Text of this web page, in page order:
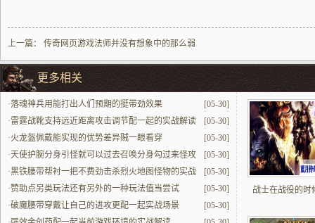
上一篇： 传奇网页游戏法师并没有想象中的那么弱
更多相关
[05-30]
·落魂神兵用能打出人们预期的挺带劲效果
[05-30]
·雷霆战靴支持远近距离攻击调节配一起的实战解读
[05-30]
·火龙盔佩戴能实现的优势差异贼一眼看穿
[05-30]
·天使护腕分身引怪就可以过去召唤分身勾过来怪攻
击
[05-30]
·黑铁腰带帮衬一把不费劲击杀烈火地图怪物的实战
解读
[05-30]
·赞助点另类玩法还有另外的一种玩法值当尝试
[05-30]
·破魔腰带穿戴让自己的进攻更配一起实战场景
战士在战役的时